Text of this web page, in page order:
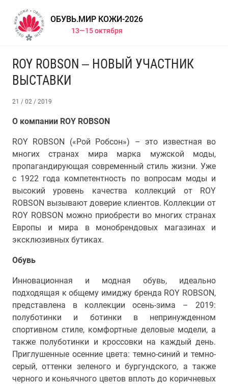
ОБУВЬ.МИР КОЖИ-2026
13—15 октября
ROY ROBSON – НОВЫЙ УЧАСТНИК
ВЫСТАВКИ
21 / 02 / 2019
О компании ROY ROBSON
ROY ROBSON («Рой Робсон») – это известная во
многих странах мира марка мужской моды,
пропагандирующая современный стиль жизни. Уже
с 1922 года компетентность по вопросам моды и
высокий уровень качества коллекций от ROY
ROBSON вызывают доверие клиентов. Коллекции от
ROY ROBSON можно приобрести во многих странах
Европы и мира в монобрендовых магазинах и
эксклюзивных бутиках.
Обувь
Инновационная и модная обувь, идеально
подходящая к общему имиджу бренда ROY ROBSON,
представлена в коллекции осень-зима – 2019:
полуботинки и ботинки в непринужденном
спортивном стиле, комфортные деловые модели, а
также полуботинки и кроссовки на каждый день.
Приглушенные осенние цвета: темно-синий и темно-
серый, оттенки зеленого и бургундского, а также
черного и коньячного цветов вплоть до коричневых